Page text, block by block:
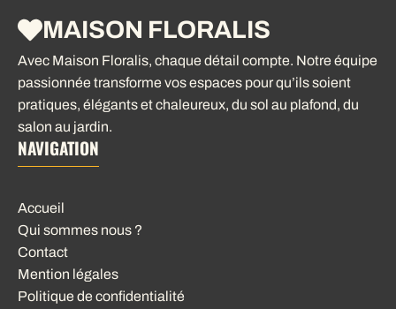
MAISON FLORALIS
Avec Maison Floralis, chaque détail compte. Notre équipe
passionnée transforme vos espaces pour qu’ils soient
pratiques, élégants et chaleureux, du sol au plafond, du
salon au jardin.
NAVIGATION
Accueil
Qui sommes nous ?
Contact
Mention légales
Politique de confidentialité